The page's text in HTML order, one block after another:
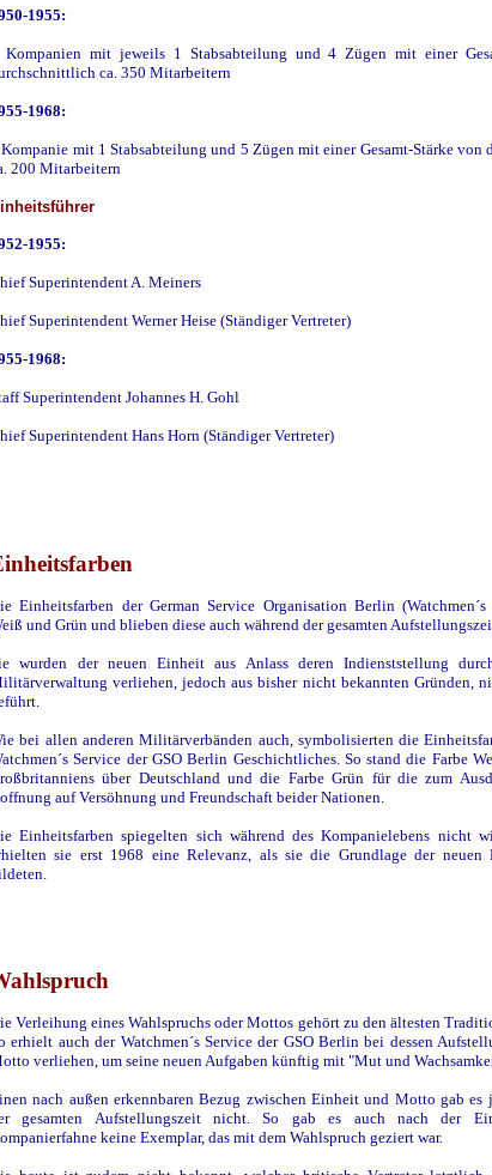
1955:
mit jeweils 1 Stabsabteilung und 4 Zügen mit einer
ca. 350 Mitarbeitern
1968:
Kompanie mit 1 Stabsabteilung und 5 Zügen mit einer Gesamt-Stärke von
200 Mitarbeitern
1955:
Superintendent A. Meiners
Superintendent Werner Heise (Ständiger Vertreter)
1968:
Superintendent Johannes H. Gohl
Superintendent Hans Horn (Ständiger Vertreter)
Einheitsfarben der German Service Organisation Berlin (Watchmen´s
und Grün und blieben diese auch während der gesamten
wurden der neuen Einheit aus Anlass deren Indienststellung
verliehen, jedoch aus bisher nicht bekannten Gründen,
bei allen anderen Militärverbänden auch, symbolisierten die
Service der GSO Berlin Geschichtliches. So stand die Farbe
über Deutschland und die Farbe Grün für die zum
auf Versöhnung und Freundschaft beider Nationen.
Einheitsfarben spiegelten sich während des Kompanielebens nicht
sie erst 1968 eine Relevanz, als sie die Grundlage der neuen
Verleihung eines Wahlspruchs oder Mottos gehört zu den ältesten
erhielt auch der Watchmen´s Service der GSO Berlin bei dessen
verliehen, um seine neuen Aufgaben künftig mit "Mut und
nach außen erkennbaren Bezug zwischen Einheit und Motto gab es
gesamten Aufstellungszeit nicht. So gab es auch nach der
keine Exemplar, das mit dem Wahlspruch geziert war.